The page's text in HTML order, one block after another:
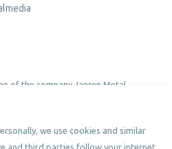
of the company Jansen Metal
Conveyors. Part of Jansen Metal
we use cookies and similar
and third parties follow your internet